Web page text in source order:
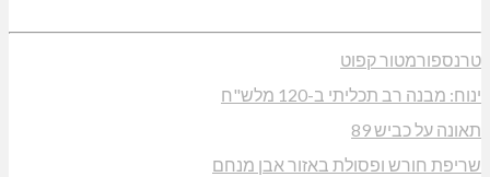
טרנספורמטור קפוט
ינוח: מבנה רב תכליתי ב-120 מלש"ח
תאונה על כביש 89
שריפת חורש ופסולת באזור אבן מנחם